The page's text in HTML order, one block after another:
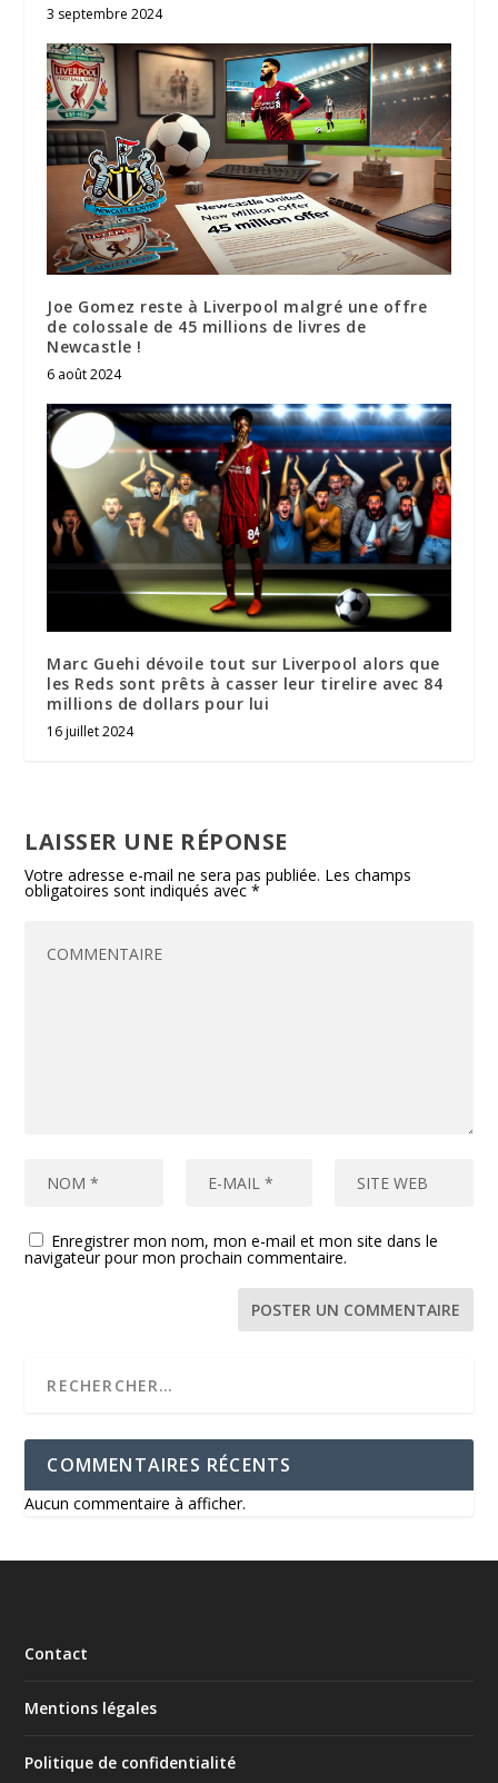
3 septembre 2024
Joe Gomez reste à Liverpool malgré une offre
de colossale de 45 millions de livres de
Newcastle !
6 août 2024
Marc Guehi dévoile tout sur Liverpool alors que
les Reds sont prêts à casser leur tirelire avec 84
millions de dollars pour lui
16 juillet 2024
LAISSER UNE RÉPONSE
Votre adresse e-mail ne sera pas publiée. Les champs
obligatoires sont indiqués avec*
Enregistrer mon nom, mon e-mail et mon site dans le
navigateur pour mon prochain commentaire.
COMMENTAIRES RÉCENTS
Aucun commentaire à afficher.
Contact
Mentions légales
Politique de confidentialité